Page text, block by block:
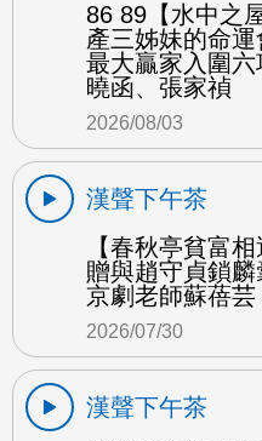
86 89【水中之
產三姊妹的命
最大贏家入圍
曉函、張家禎
2026/08/03
漢聲下午茶
【春秋亭貧富
贈與趙守貞鎖麟
京劇老師蘇蓓芸
2026/07/30
漢聲下午茶